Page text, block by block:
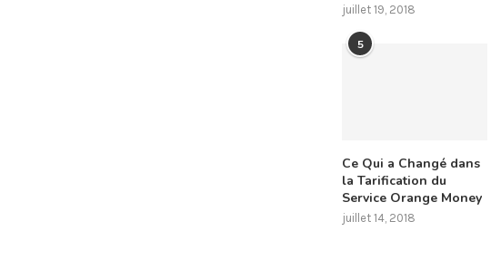
juillet 19, 2018
5
Ce Qui a Changé dans
la Tarification du
Service Orange Money
juillet 14, 2018